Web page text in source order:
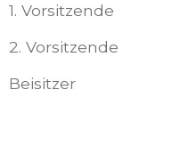
1. Vorsitzende
2. Vorsitzende
Beisitzer